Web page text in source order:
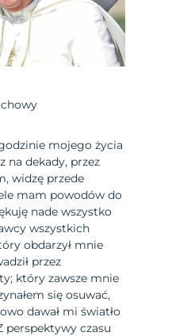
mojego życia
na dekady, przez
widzę przede
mam powodów do
nade wszystko
wszystkich
obdarzył mnie
przez
który zawsze mnie
się osuwać,
dawał mi światło
perspektywy czasu